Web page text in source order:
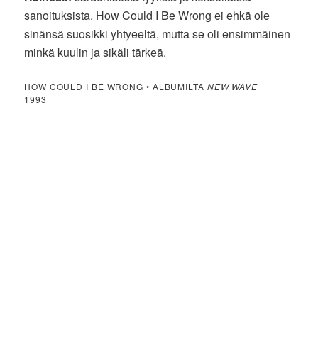
sanoituksista. How Could I Be Wrong ei ehkä ole
sinänsä suosikki yhtyeeltä, mutta se oli ensimmäinen
minkä kuulin ja sikäli tärkeä.
HOW COULD I BE WRONG • ALBUMILTA NEW WAVE
1993